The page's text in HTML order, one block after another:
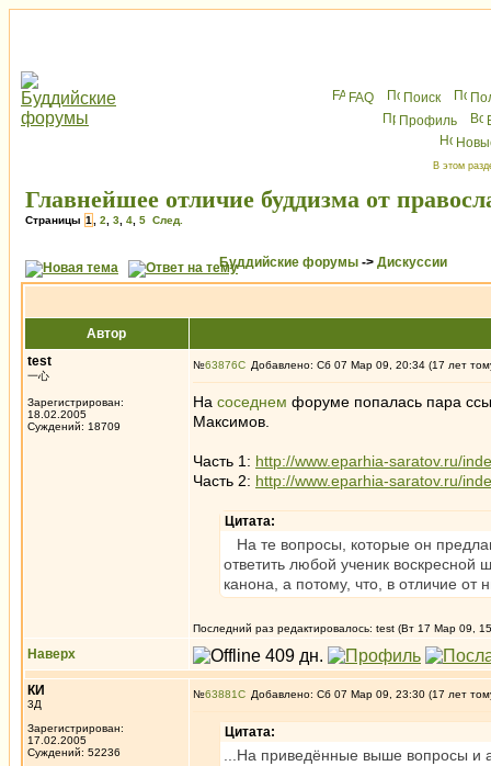
FAQ Поиск
Профиль
В этом
Главнейшее отличие буддизма от
Страницы 1 2 3 4 5 След.
Буддийские форумы -> Дискуссии
Автор
test
一心
Зарегистрирован:
18.02.2005
Суждений: 18709
№63876 Добавлено: Сб 07 Мар 09, 20:34 (17 лет
На соседнем форуме попалась пара
Максимов.
Часть 1: http://www.eparhia-saratov.ru/
Часть 2: http://www.eparhia-saratov.ru/
Цитата:
На те вопросы, которые он
ответить любой ученик
канона, а потому, что, в отличие от
Последний раз редактировалось: test (Вт 17 Мар 09,
Наверх
КИ
3Д
Зарегистрирован:
17.02.2005
Суждений: 52236
№63881 Добавлено: Сб 07 Мар 09, 23:30 (17 лет
Цитата:
...На приведённые выше вопросы и